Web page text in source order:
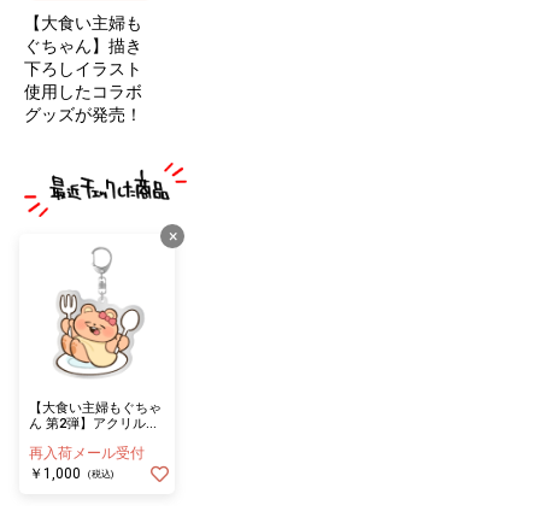
【大食い主婦も
ぐちゃん】描き
下ろしイラスト
使用したコラボ
グッズが発売！
×
【大食い主婦もぐちゃ
ん 第2弾】アクリルキ
す！
再入荷メール受付
￥1,000
(税込)